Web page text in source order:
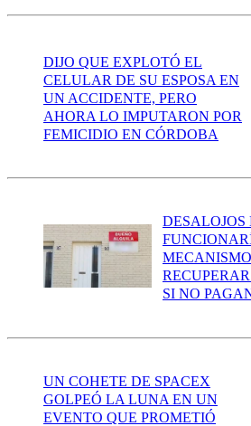
DIJO QUE EXPLOTÓ EL
CELULAR DE SU ESPOSA EN
UN ACCIDENTE, PERO
AHORA LO IMPUTARON POR
FEMICIDIO EN CÓRDOBA
DESALOJOS
SI NO
UN COHETE DE SPACEX
GOLPEÓ LA LUNA EN UN
EVENTO QUE PROMETIÓ